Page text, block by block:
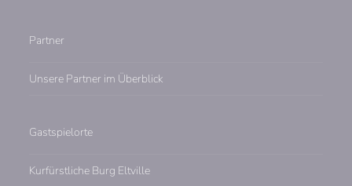
Partner
Unsere Partner im Überblick
Gastspielorte
Kurfürstliche Burg Eltville